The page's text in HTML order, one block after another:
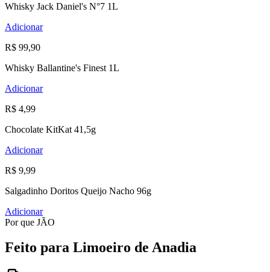
Whisky Jack Daniel's N°7 1L
Adicionar
R$ 99,90
Whisky Ballantine's Finest 1L
Adicionar
R$ 4,99
Chocolate KitKat 41,5g
Adicionar
R$ 9,99
Salgadinho Doritos Queijo Nacho 96g
Adicionar
Por que JÃO
Feito para Limoeiro de Anadia